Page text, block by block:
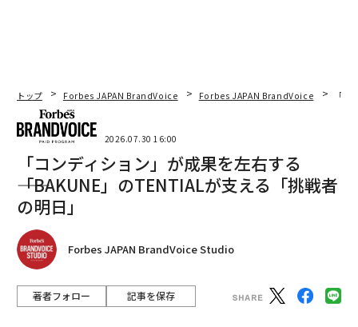
トップ Forbes JAPAN BrandVoice Forbes JAPAN BrandVoice 「
2026.07.30 16:00
「コンディション」が成果を左右する
――「BAKUNE」のTENTIALが支える「挑戦者
の明日」
Forbes JAPAN BrandVoice Studio
著者フォロー 記事を保存